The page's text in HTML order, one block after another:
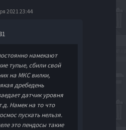
2021 23:44
намекают
тупые, сбили свой
на МКС вилки,
дребедень
датчик уровня
Намек на то что
пускать нельзя.
это пендосы такие